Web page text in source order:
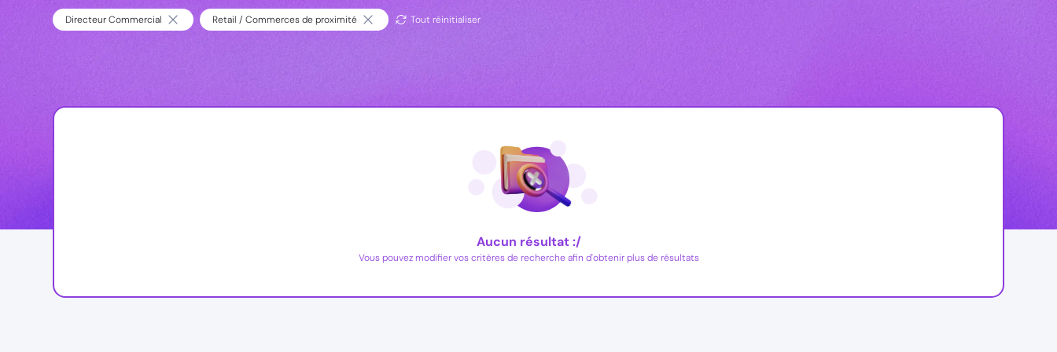
Directeur Commercial Retail / Commerces de proximité Tout réinitialiser
Aucun résultat :/
Vous pouvez modifier vos critères de recherche afin d'obtenir plus de résultats